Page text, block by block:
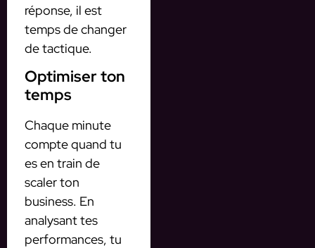
réponse, il est
temps de changer
de tactique.
Optimiser ton
temps
Chaque minute
compte quand tu
es en train de
scaler ton
business. En
analysant tes
performances, tu